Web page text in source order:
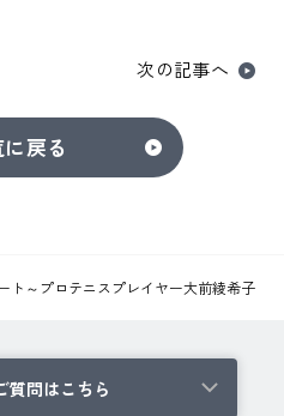
戻る
次の記事へ
ト～プロテニスプレイヤー大前綾希子
質問はこちら